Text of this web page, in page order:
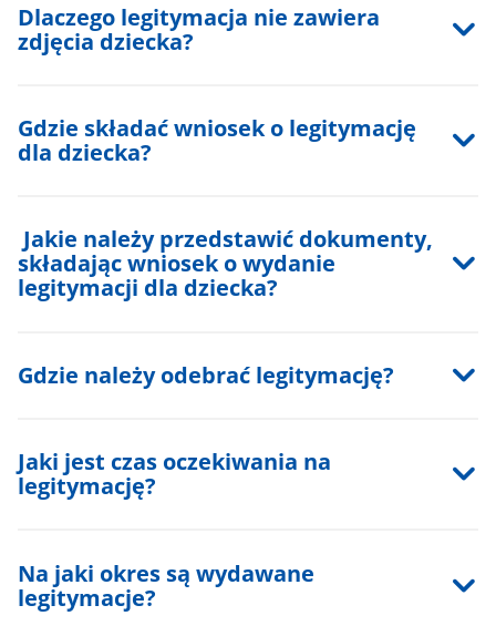
Dlaczego legitymacja nie zawiera
zdjęcia dziecka?
Gdzie składać wniosek o legitymację
dla dziecka?
Jakie należy przedstawić dokumenty,
składając wniosek o wydanie
legitymacji dla dziecka?
Gdzie należy odebrać legitymację?
Jaki jest czas oczekiwania na
legitymację?
Na jaki okres są wydawane
legitymacje?